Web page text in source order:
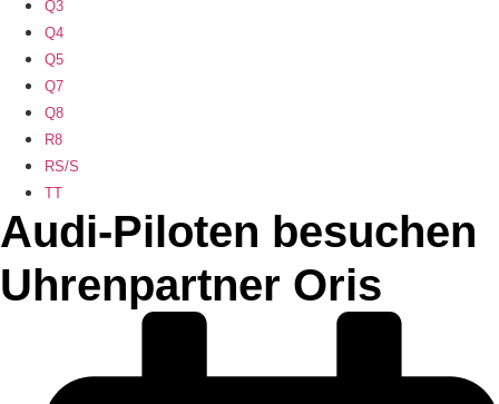
Q3
Q4
Q5
Q7
Q8
R8
RS/S
TT
Audi-Piloten besuchen
Uhrenpartner Oris